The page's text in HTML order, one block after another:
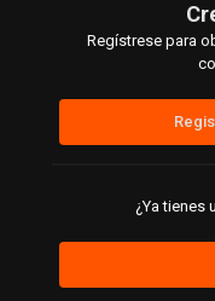
Regístrese para
¿Ya tienes